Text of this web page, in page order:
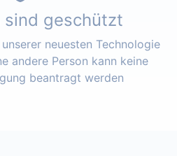
sind geschützt
neuesten Technologie
andere Person kann keine
beantragt werden